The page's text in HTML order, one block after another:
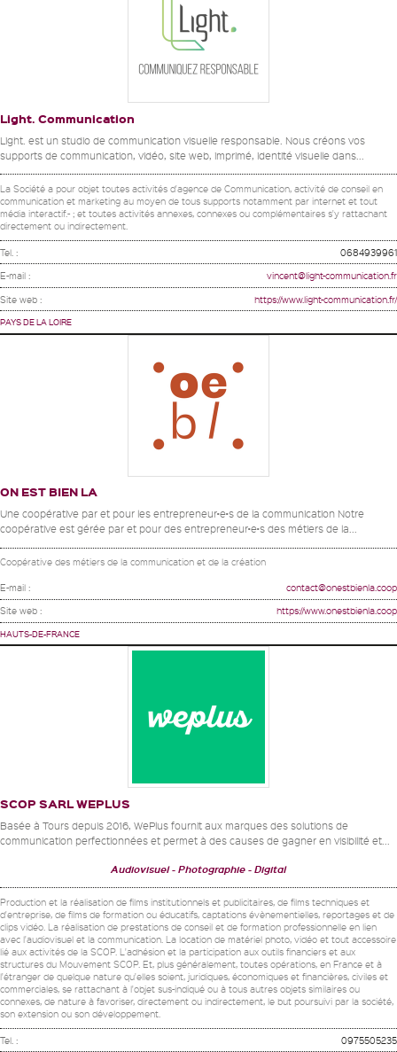
Light. Communication
Light. est un studio de communication visuelle responsable. Nous créons vos
supports de communication, vidéo, site web, imprimé, identité visuelle dans...
La Société a pour objet toutes activités d'agence de Communication, activité de conseil en
communication et marketing au moyen de tous supports notamment par internet et tout
média interactif.- ; et toutes activités annexes, connexes ou complémentaires s'y rattachant
directement ou indirectement.
Tel. : 0684939961
E-mail : vincent@light-communication.fr
Site web : https://www.light-communication.fr/
PAYS DE LA LOIRE
ON EST BIEN LA
Une coopérative par et pour les entrepreneur•e•s de la communication Notre
coopérative est gérée par et pour des entrepreneur•e•s des métiers de la...
Coopérative des métiers de la communication et de la création
E-mail : contact@onestbienla.coop
Site web : https://www.onestbienla.coop
HAUTS-DE-FRANCE
SCOP SARL WEPLUS
Basée à Tours depuis 2016, WePlus fournit aux marques des solutions de
communication perfectionnées et permet à des causes de gagner en visibilité et...
Audiovisuel Photographie Digital
Production et la réalisation de films institutionnels et publicitaires, de films techniques et
d'entreprise, de films de formation ou éducatifs, captations évènementielles, reportages et de
clips vidéo. La réalisation de prestations de conseil et de formation professionnelle en lien
avec l'audiovisuel et la communication. La location de matériel photo, vidéo et tout accessoire
lié aux activités de la SCOP. L'adhésion et la participation aux outils financiers et aux
structures du Mouvement SCOP. Et, plus généralement, toutes opérations, en France et à
l'étranger de quelque nature qu'elles soient, juridiques, économiques et financières, civiles et
commerciales, se rattachant à l'objet sus-indiqué ou à tous autres objets similaires ou
connexes, de nature à favoriser, directement ou indirectement, le but poursuivi par la société,
son extension ou son développement.
Tel. : 0975505235